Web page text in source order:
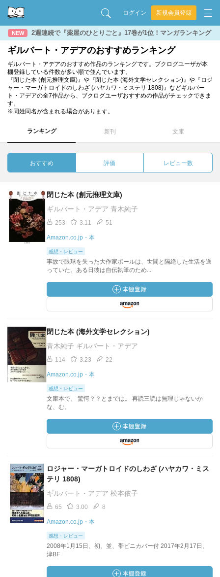
ログイン 新規会員登録
NEW 2週連続で『薬屋のひとりごと』17巻が1位！マンガランキング
ギルバート・アデアのおすすめランキング
ギルバート・アデアのおすすめ作品のランキングです。ブクログユーザが本
棚登録している件数が多い順で並んでいます。
『閉じた本 (創元推理文庫)』や『閉じた本 (海外文学セレクション)』や『ロジ
ャー・マーガトロイドのしわざ (ハヤカワ・ミステリ 1808)』などギルバー
ト・アデアの全7作品から、ブクログユーザおすすめの作品がチェックできま
す。
※同姓同名が含まれる場合があります。
ランキング 新刊 文庫
おすすめ 評価 レビュー数
閉じた本 (創元推理文庫)
ギルバート・アデア 青木純子
253 3.11 51
Amazon.co.jp・本
感想・レビュー
事故で眼球を失った大作家ポールは、世間と隔絶した生活を送
っていた。ある日彼は自伝執筆のため...
閉じた本 (海外文学セレクション)
青木純子 ギルバート・アデア
114 3.23 22
Amazon.co.jp・本
感想・レビュー
文庫本で。 驚愕？？とまでは。 再読三読は無理じゃないか
な、む。
ロジャー・マーガトロイドのしわざ (ハヤカワ・ミス
テリ 1808)
ギルバート・アデア 松本依子
65 3.00 8
Amazon.co.jp・本
感想・レビュー
2008年1月15日、初、並、帯ビニカバー付 2017年2月17日、
津BF